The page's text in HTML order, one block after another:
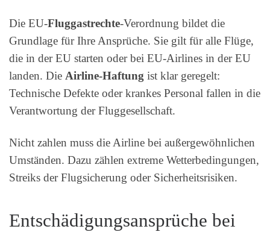
Die EU-Fluggastrechte-Verordnung bildet die
Grundlage für Ihre Ansprüche. Sie gilt für alle Flüge,
die in der EU starten oder bei EU-Airlines in der EU
landen. Die Airline-Haftung ist klar geregelt:
Technische Defekte oder krankes Personal fallen in die
Verantwortung der Fluggesellschaft.
Nicht zahlen muss die Airline bei außergewöhnlichen
Umständen. Dazu zählen extreme Wetterbedingungen,
Streiks der Flugsicherung oder Sicherheitsrisiken.
Entschädigungsansprüche bei